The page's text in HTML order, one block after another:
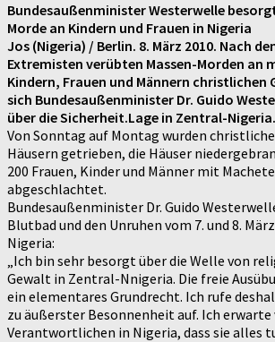
Bundesaußenminister Westerwelle
Morde an Kindern und Frauen in Nigeria
Jos (Nigeria) / Berlin. 8. März 2010. Nach
Extremisten verübten Massen-Morden an
Kindern, Frauen und Männern christlichen
sich Bundesaußenminister Dr. Guido
über die Sicherheit.Lage in Zentral-Nigeria.
Von Sonntag auf Montag wurden
Häusern getrieben, die Häuser
200 Frauen, Kinder und Männer mit
abgeschlachtet.
Bundesaußenminister Dr. Guido
Blutbad und den Unruhen vom 7. und 8.
Nigeria:
„Ich bin sehr besorgt über die Welle von
Gewalt in Zentral-Nnigeria. Die freie
ein elementares Grundrecht. Ich rufe
zu äußerster Besonnenheit auf. Ich erwarte
Verantwortlichen in Nigeria, dass sie alles